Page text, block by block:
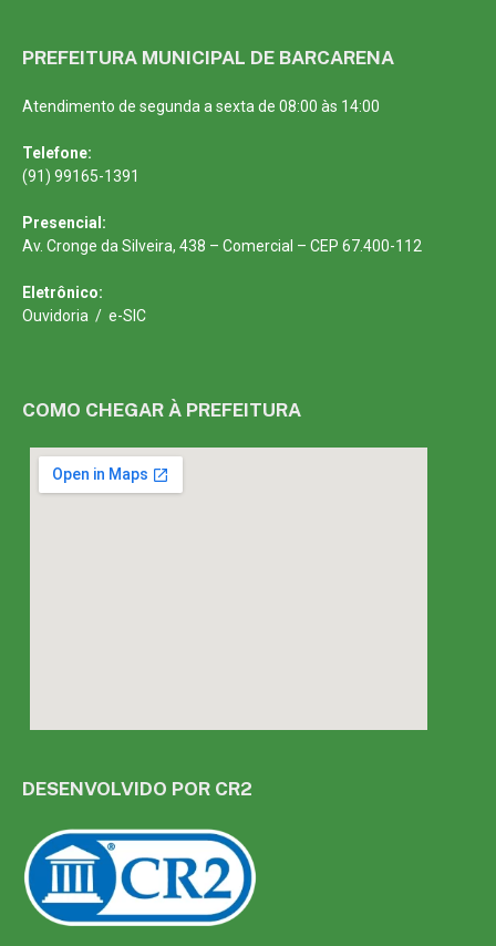
PREFEITURA MUNICIPAL DE BARCARENA
Atendimento de segunda a sexta de 08:00 às 14:00
Telefone:
(91) 99165-1391
Presencial:
Av. Cronge da Silveira, 438 – Comercial – CEP 67.400-112
Eletrônico:
Ouvidoria / e-SIC
COMO CHEGAR À PREFEITURA
DESENVOLVIDO POR CR2